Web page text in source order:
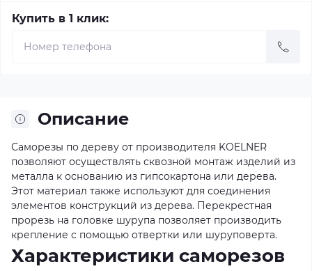
Купить в 1 клик:
Описание
Саморезы по дереву от производителя KOELNER
позволяют осуществлять сквозной монтаж изделий из
металла к основанию из гипсокартона или дерева.
Этот материал также используют для соединения
элементов конструкций из дерева. Перекрестная
прорезь на головке шурупа позволяет производить
крепление с помощью отвертки или шуруповерта.
Характеристики саморезов